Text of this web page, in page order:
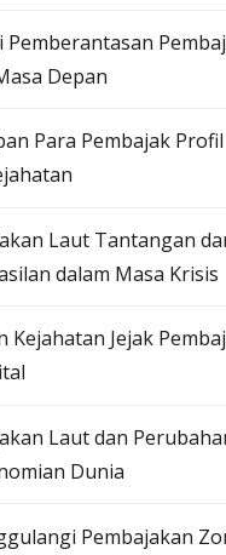
Pemberantasan
Depan
Para Pembajak
Laut Tantangan
dalam Masa Krisis
Kejahatan Jejak
Laut dan
Dunia
Pembajakan